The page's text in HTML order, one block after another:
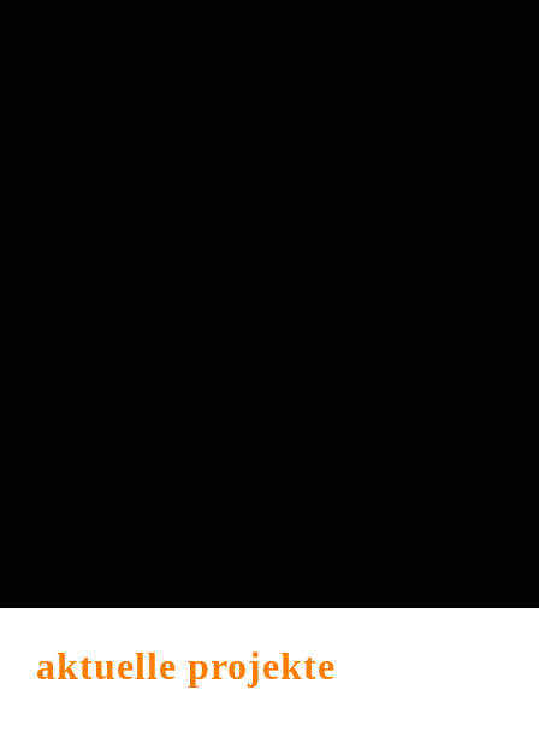
aktuelle projekte